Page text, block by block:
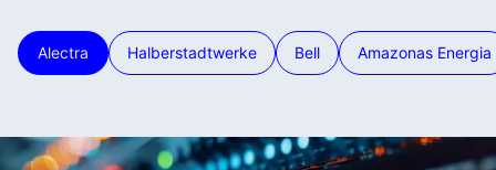
Alectra Halberstadtwerke Bell Amazonas Energia